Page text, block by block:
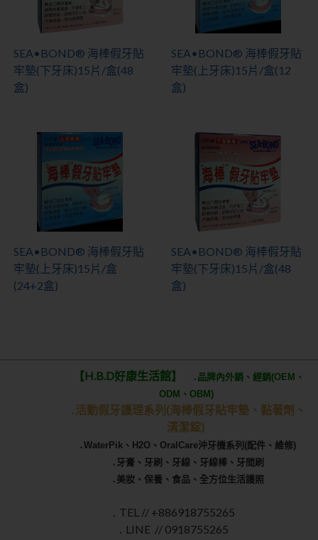
SEA•BOND® 海棒假牙貼
牢墊(下牙床)15片/盒(48
盒)
SEA•BOND® 海棒假牙貼
牢墊(上牙床)15片/盒(12
盒)
SEA•BOND® 海棒假牙貼
牢墊(上牙床)15片/盒
(24+2盒)
SEA•BOND® 海棒假牙貼
牢墊(下牙床)15片/盒(48
盒)
【H.B.D好康生活館】
․品牌內外銷、經銷(OEM、
ODM、OBM)
․活動假牙護理系列(海棒假牙貼牢墊、黏著劑、
清潔錠)
․WaterPik、H2O、OralCare沖牙機系列(配件、維修)
․牙膏、牙刷、牙線、牙線棒、牙間刷
․美妝、保養、食品、全方位生活護照
․ TEL // +886918755265
․ LINE // 0918755265